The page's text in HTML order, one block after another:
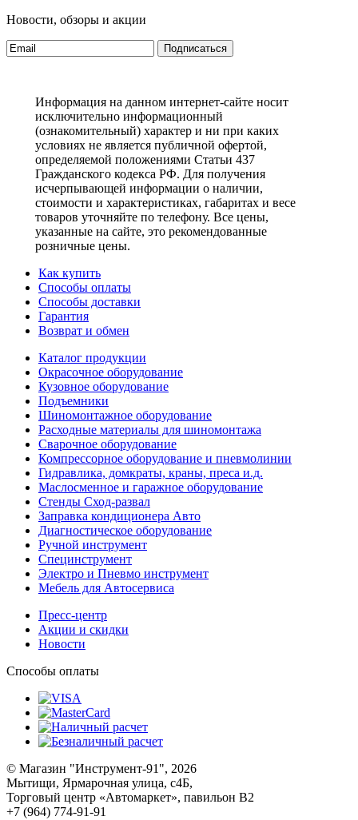
Новости, обзоры и акции
Подписаться
Информация на данном интернет-сайте носит
исключительно информационный
(ознакомительный) характер и ни при каких
условиях не является публичной офертой,
определяемой положениями Статьи 437
Гражданского кодекса РФ. Для получения
исчерпывающей информации о наличии,
стоимости и характеристиках, габаритах и весе
товаров уточняйте по телефону. Все цены,
указанные на сайте, это рекомендованные
розничные цены.
Как купить
Способы оплаты
Способы доставки
Гарантия
Возврат и обмен
Каталог продукции
Окрасочное оборудование
Кузовное оборудование
Подъемники
Шиномонтажное оборудование
Расходные материалы для шиномонтажа
Сварочное оборудование
Компрессорное оборудование и пневмолинии
Гидравлика, домкраты, краны, преса и.д.
Маслосменное и гаражное оборудование
Стенды Сход-развал
Заправка кондиционера Авто
Диагностическое оборудование
Ручной инструмент
Специнструмент
Электро и Пневмо инструмент
Мебель для Автосервиса
Пресс-центр
Акции и скидки
Новости
Способы оплаты
© Магазин "Инструмент-91", 2026
Мытищи, Ярмарочная улица, с4Б,
Торговый центр «Автомаркет», павильон В2
+7 (964) 774-91-91